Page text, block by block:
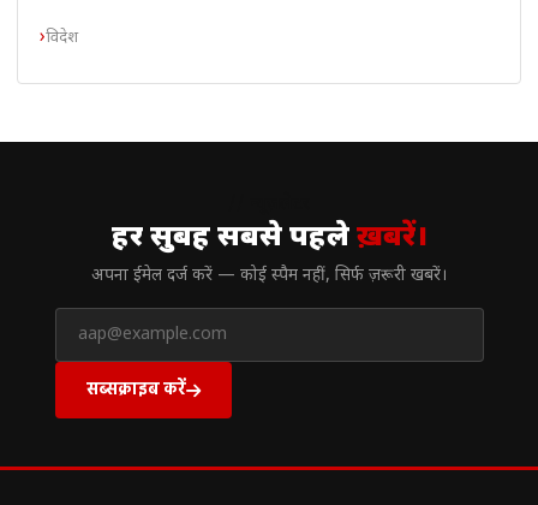
विदेश
हर सुबह सबसे पहलेख़बरें।
अपना ईमेल दर्ज करें — कोई स्पैम नहीं, सिर्फ ज़रूरी खबरें।
सब्सक्राइब करें